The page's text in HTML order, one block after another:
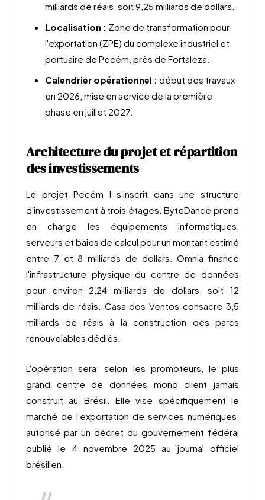
milliards de réais, soit 9,25 milliards de dollars.
Localisation : Zone de transformation pour
l'exportation (ZPE) du complexe industriel et
portuaire de Pecém, près de Fortaleza.
Calendrier opérationnel : début des travaux
en 2026, mise en service de la première
phase en juillet 2027.
Architecture du projet et répartition
des investissements
Le projet Pecém I s'inscrit dans une structure
d'investissement à trois étages. ByteDance prend
en charge les équipements informatiques,
serveurs et baies de calcul pour un montant estimé
entre 7 et 8 milliards de dollars. Omnia finance
l'infrastructure physique du centre de données
pour environ 2,24 milliards de dollars, soit 12
milliards de réais. Casa dos Ventos consacre 3,5
milliards de réais à la construction des parcs
renouvelables dédiés.
L'opération sera, selon les promoteurs, le plus
grand centre de données mono client jamais
construit au Brésil. Elle vise spécifiquement le
marché de l'exportation de services numériques,
autorisé par un décret du gouvernement fédéral
publié le 4 novembre 2025 au journal officiel
brésilien.